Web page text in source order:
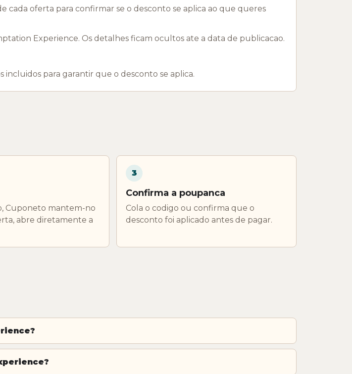
cada oferta para confirmar se o desconto se aplica ao que queres
Experience. Os detalhes ficam ocultos ate a data de publicacao.
incluidos para garantir que o desconto se aplica.
Cuponeto mantem-no
abre diretamente a
3
Confirma a poupanca
Cola o codigo ou confirma que o
desconto foi aplicado antes de pagar.